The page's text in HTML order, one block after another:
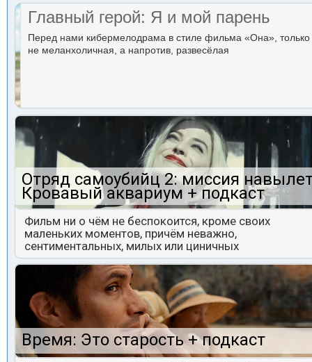
Главный герой: Я и мой парень
Перед нами кибермелодрама в стиле фильма «Она», только
не меланхоличная, а напротив, развесёлая
Отряд самоубийц 2: миссия
Кровавый аквариум + подкаст
Фильм ни о чём не беспокоится, кроме своих
маленьких моментов, причём неважно,
сентиментальных, милых или циничных
Время: Это старость + подкаст